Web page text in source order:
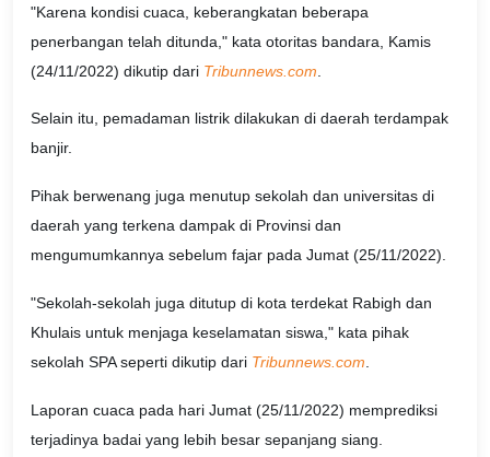
"Karena kondisi cuaca, keberangkatan beberapa
penerbangan telah ditunda," kata otoritas bandara, Kamis
(24/11/2022) dikutip dari Tribunnews.com
Selain itu, pemadaman listrik dilakukan di daerah terdampak
banjir.
Pihak berwenang juga menutup sekolah dan universitas di
daerah yang terkena dampak di Provinsi dan
mengumumkannya sebelum fajar pada Jumat (25/11/2022).
"Sekolah-sekolah juga ditutup di kota terdekat Rabigh dan
Khulais untuk menjaga keselamatan siswa," kata pihak
sekolah SPA seperti dikutip dari Tribunnews.com
Laporan cuaca pada hari Jumat (25/11/2022) memprediksi
terjadinya badai yang lebih besar sepanjang siang.